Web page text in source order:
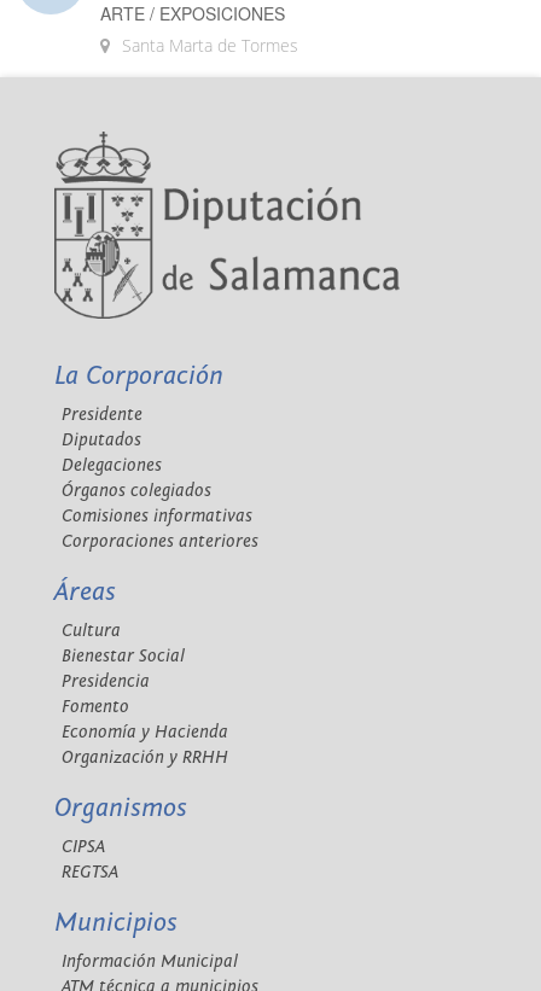
ARTE / EXPOSICIONES
Santa Marta de Tormes
La Corporación
Presidente
Diputados
Delegaciones
Órganos colegiados
Comisiones informativas
Corporaciones anteriores
Áreas
Cultura
Bienestar Social
Presidencia
Fomento
Economía y Hacienda
Organización y RRHH
Organismos
CIPSA
REGTSA
Municipios
Información Municipal
ATM técnica a municipios